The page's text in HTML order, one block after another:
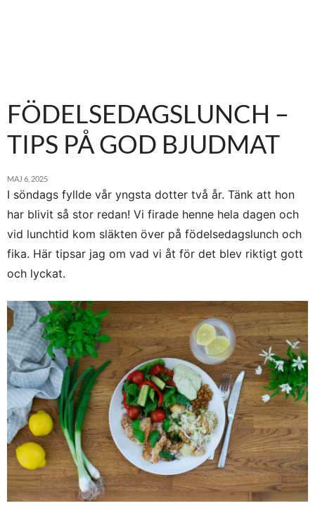
FÖDELSEDAGSLUNCH –
TIPS PÅ GOD BJUDMAT
MAJ 6, 2025
I söndags fyllde vår yngsta dotter två år. Tänk att hon
har blivit så stor redan! Vi firade henne hela dagen och
vid lunchtid kom släkten över på födelsedagslunch och
fika. Här tipsar jag om vad vi åt för det blev riktigt gott
och lyckat.